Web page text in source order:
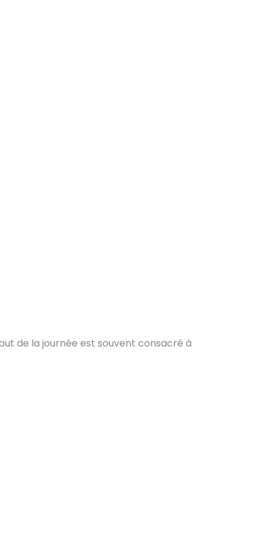
de la journée est souvent consacré à